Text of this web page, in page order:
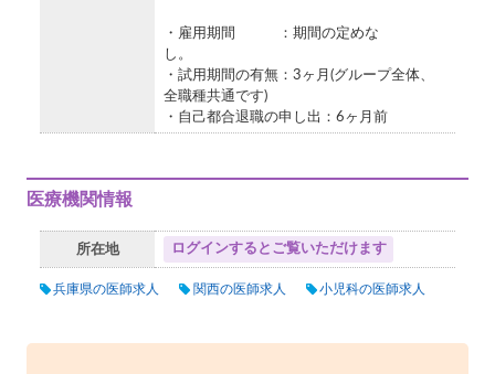
・雇用期間 ：期間の定めな
し。
・試用期間の有無：3ヶ月(グループ全体、
全職種共通です)
・自己都合退職の申し出：6ヶ月前
医療機関情報
所在地 ログインするとご覧いただけます
兵庫県の医師求人 関西の医師求人 小児科の医師求人